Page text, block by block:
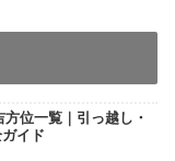
位一覧｜引っ越し・
イド